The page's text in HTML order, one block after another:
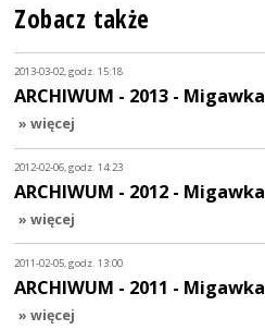
Zobacz także
2013-03-02, godz. 15:18
ARCHIWUM - 2013 - Migawka
» więcej
2012-02-06, godz. 14:23
ARCHIWUM - 2012 - Migawka
» więcej
2011-02-05, godz. 13:00
ARCHIWUM - 2011 - Migawka
» więcej